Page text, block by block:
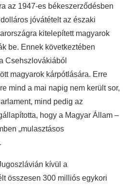
az 1947-es békeszerződésben
jóvátételt az északi
kitelepített magyarok
be. Ennek következtében
Csehszlovákiából
magyarok kárpótlására. Erre
mind a mai napig nem került sor,
mind pedig az
hogy a Magyar Állam –
„mulasztásos
kívül a
összesen 300 milliós egykori